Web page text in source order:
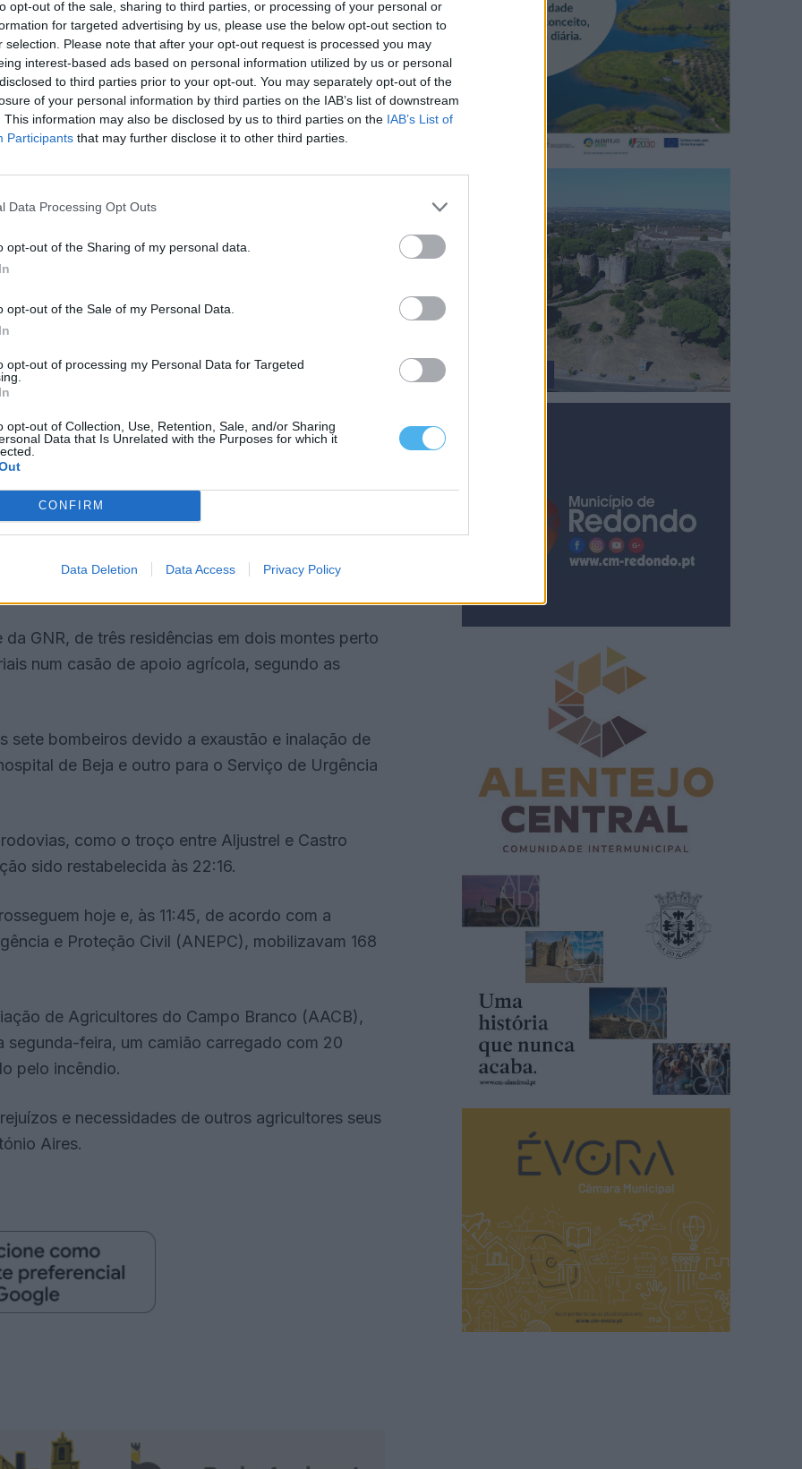
opt-out of the sale, sharing to third parties, or processing of your personal or
for targeted advertising by us, please use the below opt-out section to
selection. Please note that after your opt-out request is processed you may
interest-based ads based on personal information utilized by us or personal
to third parties prior to your opt-out. You may separately opt-out of the
of your personal information by third parties on the IAB’s list of downstream
This information may also be disclosed by us to third parties on the IAB’s List of
Participants that may further disclose it to other third parties.
Data Processing Opt Outs
opt-out of the Sharing of my personal data.
opt-out of the Sale of my Personal Data.
opt-out of processing my Personal Data for Targeted
opt-out of Collection, Use, Retention, Sale, and/or Sharing
Data that Is Unrelated with the Purposes for which it
CONFIRM
Data Deletion Data Access Privacy Policy
Rio de Moinhos e pela GNR.
capacidade e competência, vamos tentar
nossa competência ou não tendo essa
explicou Liliana Mendes.
a equipa irá também dar apoio na área
sozinhas”.
a minimizar e é também com esse objetivo que
tarde no concelho de Aljustrel, foi dado como
da Proteção Civil.
na zona de Messejana, e chegou a mobilizar
também muita área de pasto.
noite, com o fogo ainda ativo, o presidente da
já tinham consumido cerca de 1.000
relativamente à área ardida, a vereadora
GNR, de três residências em dois montes perto
num casão de apoio agrícola, segundo as
sete bombeiros devido a exaustão e inalação de
de Beja e outro para o Serviço de Urgência
como o troço entre Aljustrel e Castro
sido restabelecida às 22:16.
hoje e, às 11:45, de acordo com a
e Proteção Civil (ANEPC), mobilizavam 168
de Agricultores do Campo Branco (AACB),
segunda-feira, um camião carregado com 20
pelo incêndio.
e necessidades de outros agricultores seus
Aires.